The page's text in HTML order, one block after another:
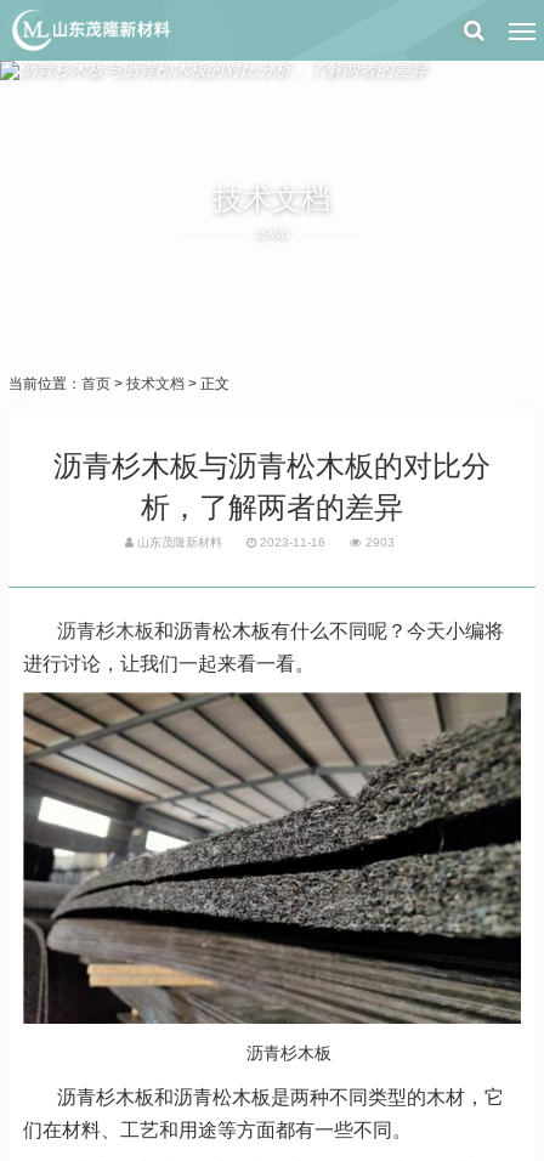
技术文档
JSWD
当前位置： 首页 > 技术文档 > 正文
沥青杉木板与沥青松木板的对比分
析，了解两者的差异
山东茂隆新材料 2023-11-16 2903
沥青杉木板和沥青松木板有什么不同呢？今天小编将
进行讨论，让我们一起来看一看。
沥青杉木板
沥青杉木板和沥青松木板是两种不同类型的木材，它
们在材料、工艺和用途等方面都有一些不同。